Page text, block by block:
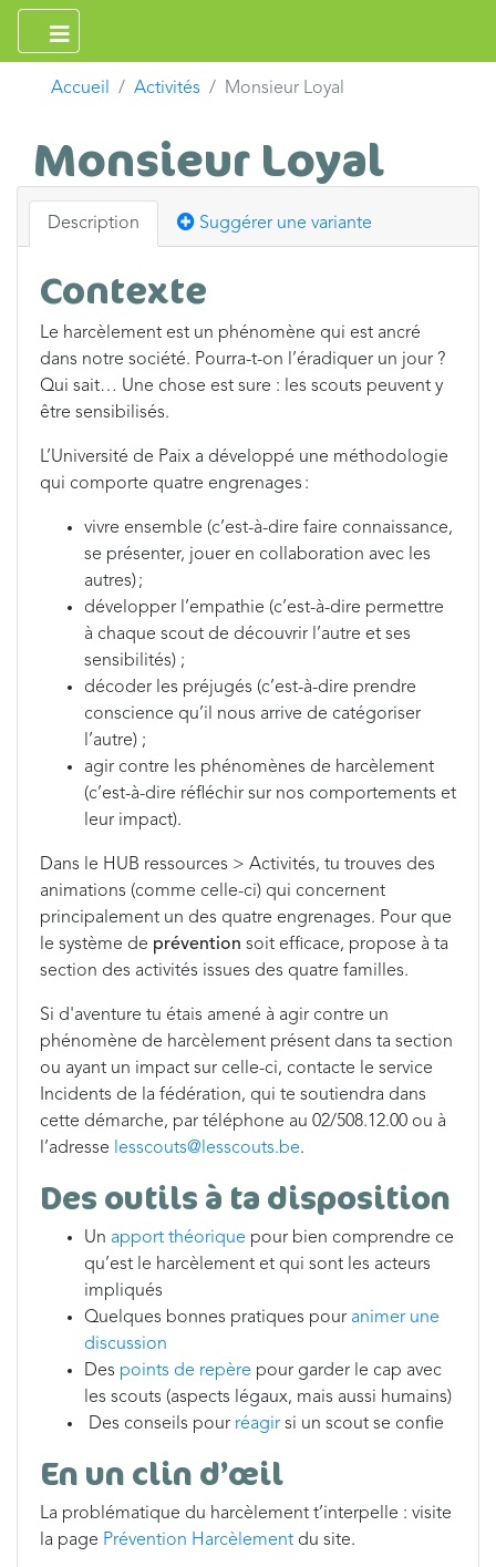
Accueil Activités Monsieur Loyal
Monsieur Loyal
Description Suggérer une variante
Contexte
Le harcèlement est un phénomène qui est ancré
dans notre société. Pourra-t-on l’éradiquer un jour ?
Qui sait… Une chose est sure : les scouts peuvent y
être sensibilisés.
L’Université de Paix a développé une méthodologie
qui comporte quatre engrenages :
vivre ensemble (c’est-à-dire faire connaissance,
se présenter, jouer en collaboration avec les
autres) ;
développer l’empathie (c’est-à-dire permettre
à chaque scout de découvrir l’autre et ses
sensibilités) ;
décoder les préjugés (c’est-à-dire prendre
conscience qu’il nous arrive de catégoriser
l’autre) ;
agir contre les phénomènes de harcèlement
(c’est-à-dire réfléchir sur nos comportements et
leur impact).
Dans le HUB ressources > Activités, tu trouves des
animations (comme celle-ci) qui concernent
principalement un des quatre engrenages. Pour que
le système de prévention soit efficace, propose à ta
section des activités issues des quatre familles.
Si d'aventure tu étais amené à agir contre un
phénomène de harcèlement présent dans ta section
ou ayant un impact sur celle-ci, contacte le service
Incidents de la fédération, qui te soutiendra dans
cette démarche, par téléphone au 02/508.12.00 ou à
l’adresse
lesscouts@lesscouts.be.
Des outils à ta disposition
Un apport théorique pour bien comprendre ce
qu’est le harcèlement et qui sont les acteurs
impliqués
Quelques bonnes pratiques pour animer une
discussion
Des points de repère pour garder le cap avec
les scouts (aspects légaux, mais aussi humains)
Des conseils pour réagir si un scout se confie
En un clin d’œil
La problématique du harcèlement t’interpelle : visite
la page Prévention Harcèlement du site.